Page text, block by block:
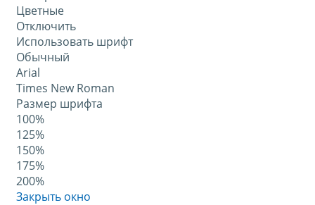
Цветные
Отключить
Использовать шрифт
Обычный
Arial
Times New Roman
Размер шрифта
100%
125%
150%
175%
200%
Закрыть окно